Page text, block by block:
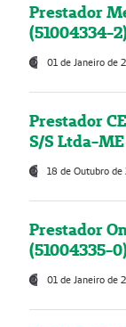
Prestador
(51004334-
01 de Janeiro de
Prestador
S/S Ltda-
18 de Outubro de
Prestador
(51004335-
01 de Janeiro de